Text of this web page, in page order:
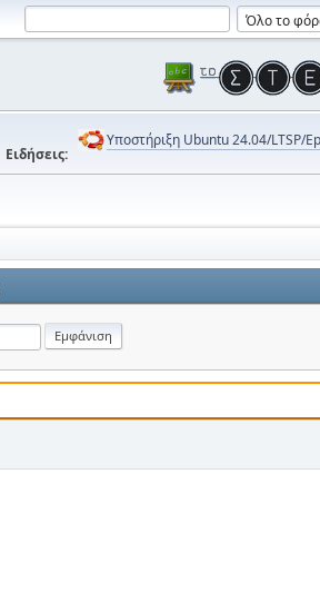
Ειδήσεις:
Υποστήριξη Ubuntu 24.04/LTSP/